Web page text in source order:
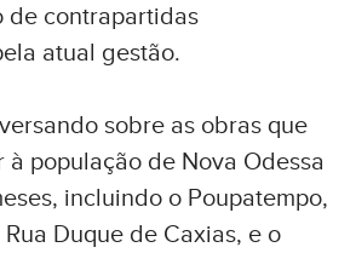
de contrapartidas
atual gestão.
sobre as obras que
à população de Nova Odessa
incluindo o Poupatempo,
Duque de Caxias, e o